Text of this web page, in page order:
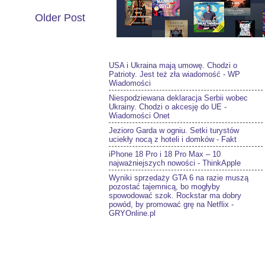
Older Post
USA i Ukraina mają umowę. Chodzi o
Patrioty. Jest też zła wiadomość - WP
Wiadomości
Niespodziewana deklaracja Serbii wobec
Ukrainy. Chodzi o akcesję do UE -
Wiadomości Onet
Jezioro Garda w ogniu. Setki turystów
uciekły nocą z hoteli i domków - Fakt
iPhone 18 Pro i 18 Pro Max – 10
najważniejszych nowości - ThinkApple
Wyniki sprzedaży GTA 6 na razie muszą
pozostać tajemnicą, bo mogłyby
spowodować szok. Rockstar ma dobry
powód, by promować grę na Netflix -
GRYOnline.pl